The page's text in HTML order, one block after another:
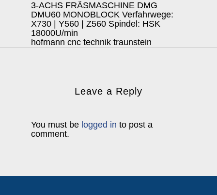
3-ACHS FRÄSMASCHINE DMG
DMU60 MONOBLOCK Verfahrwege:
X730 | Y560 | Z560 Spindel: HSK
18000U/min
hofmann cnc technik traunstein
Leave a Reply
You must be logged in to post a
comment.